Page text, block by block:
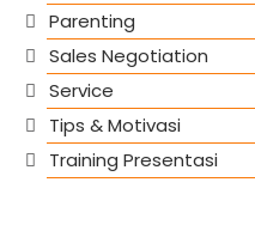
Parenting
Sales Negotiation
Service
Tips & Motivasi
Training Presentasi